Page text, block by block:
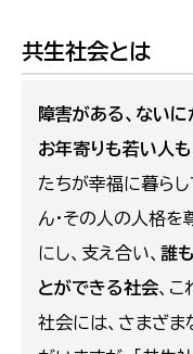
共生社会とは
障害がある、ないに
お年寄りも若い人
たちが幸福に暮らし
ん・その人の人格を
にし、支え合い、 誰
とができる社会、こ
社会には、さまざ